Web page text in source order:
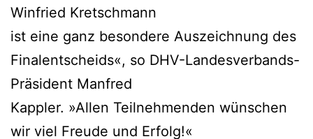
Winfried Kretschmann
ist eine ganz besondere Auszeichnung des
Finalentscheids«, so DHV-Landesverbands-
Präsident Manfred
Kappler. »Allen Teilnehmenden wünschen
wir viel Freude und Erfolg!«